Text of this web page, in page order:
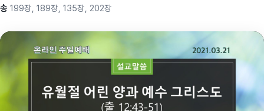
송 199장, 189장, 135장, 202장